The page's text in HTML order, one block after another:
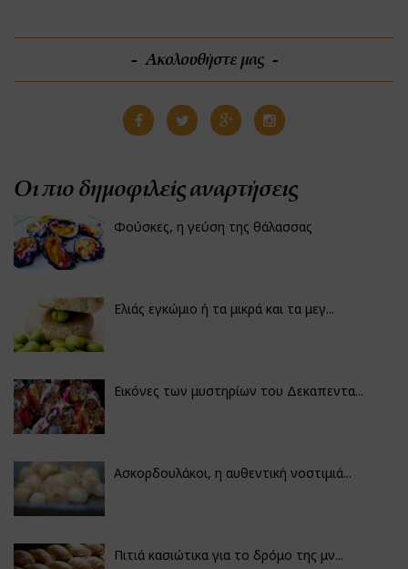
Ακολουθήστε μας
Οι πιο δημοφιλείς αναρτήσεις
Φούσκες, η γεύση της θάλασσας
Ελιάς εγκώμιο ή τα μικρά και τα μεγ...
Εικόνες των μυστηρίων του Δεκαπεντα...
Ασκορδουλάκοι, η αυθεντική νοστιμιά...
Πιτιά κασιώτικα για το δρόμο της μν...